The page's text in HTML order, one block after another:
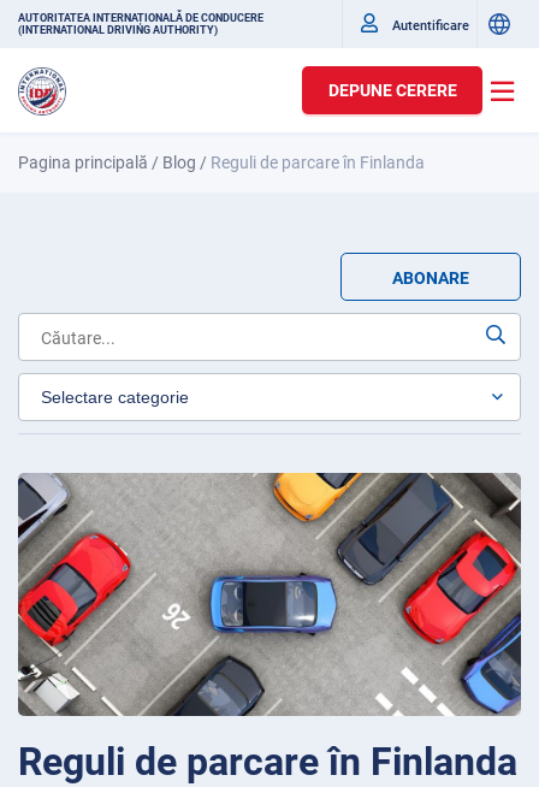
AUTORITATEA INTERNAȚIONALĂ DE CONDUCERE
(INTERNATIONAL DRIVING AUTHORITY)
Autentificare
DEPUNE CERERE
Pagina principală / Blog / Reguli de parcare în Finlanda
ABONARE
Reguli de parcare în Finlanda